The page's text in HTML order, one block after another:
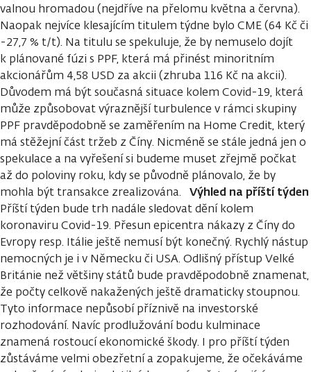
valnou hromadou (nejdříve na přelomu května a června).
Naopak nejvíce klesajícím titulem týdne bylo CME (64 Kč či
-27,7 % t/t). Na titulu se spekuluje, že by nemuselo dojít
k plánované fúzi s PPF, která má přinést minoritním
akcionářům 4,58 USD za akcii (zhruba 116 Kč na akcii).
Důvodem má být současná situace kolem Covid-19, která
může způsobovat výraznější turbulence v rámci skupiny
PPF pravděpodobně se zaměřením na Home Credit, který
má stěžejní část tržeb z Číny. Nicméně se stále jedná jen o
spekulace a na vyřešení si budeme muset zřejmě počkat
až do poloviny roku, kdy se původně plánovalo, že by
mohla být transakce zrealizována. Výhled na příští týden
Příští týden bude trh nadále sledovat dění kolem
koronaviru Covid-19. Přesun epicentra nákazy z Číny do
Evropy resp. Itálie ještě nemusí být konečný. Rychlý nástup
nemocných je i v Německu či USA. Odlišný přístup Velké
Británie než většiny států bude pravděpodobně znamenat,
že počty celkově nakažených ještě dramaticky stoupnou.
Tyto informace nepůsobí příznivě na investorské
rozhodování. Navíc prodlužování bodu kulminace
znamená rostoucí ekonomické škody. I pro příští týden
zůstáváme velmi obezřetní a zopakujeme, že očekáváme